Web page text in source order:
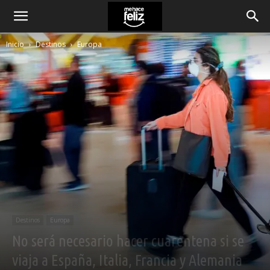
Inicio Destinos Europa
Destinos Europa
No será necesario hacer cuarentena si se
viaja a España, Italia, Francia y Alemania